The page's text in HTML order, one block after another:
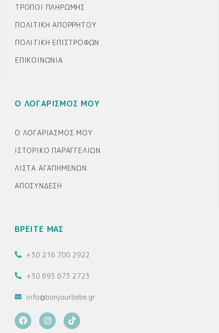
ΤΡΌΠΟΙ ΠΛΗΡΩΜΉΣ
ΠΟΛΙΤΙΚΉ ΑΠΟΡΡΉΤΟΥ
ΠΟΛΙΤΙΚΉ ΕΠΙΣΤΡΟΦΏΝ
ΕΠΙΚΟΙΝΩΝΊΑ
Ο ΛΟΓΑΡΙΣΜΟΣ ΜΟΥ
Ο ΛΟΓΑΡΙΑΣΜΌΣ ΜΟΥ
ΙΣΤΟΡΙΚΌ ΠΑΡΑΓΓΕΛΙΏΝ
ΛΊΣΤΑ ΑΓΑΠΗΜΈΝΩΝ
ΑΠΟΣΎΝΔΕΣΗ
ΒΡΕΙΤΕ ΜΑΣ
+30 216 700 2922
+30 693 673 2723
info@bonjourbebe.gr
F
a
I
n
T
i